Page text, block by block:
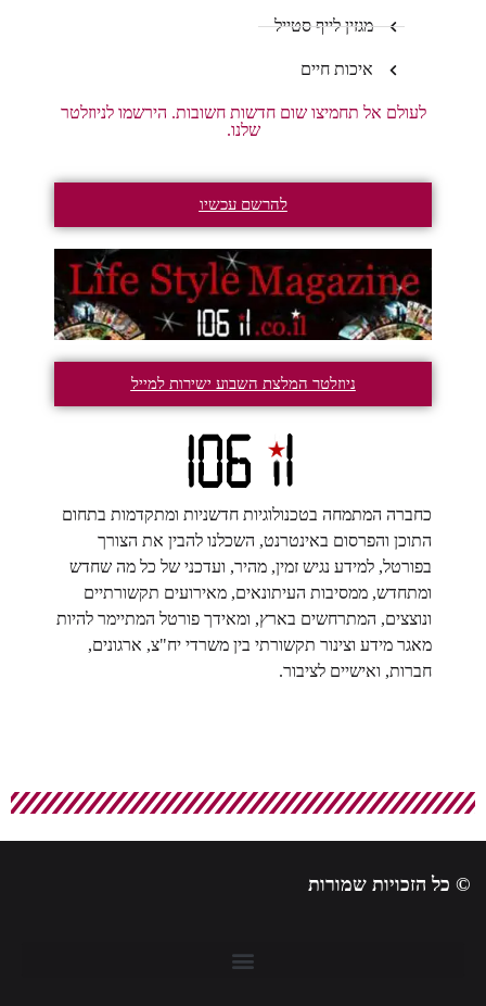
מגזין לייף סטייל
איכות חיים
לעולם אל תחמיצו שום חדשות חשובות. הירשמו לניוזלטר
שלנו.
להרשם עכשיו
ניוזלטר המלצת השבוע ישירות למייל
כחברה המתמחה בטכנולוגיות חדשניות ומתקדמות בתחום
התוכן והפרסום באינטרנט, השכלנו להבין את הצורך
בפורטל, למידע נגיש זמין, מהיר, ועדכני של כל מה שחדש
ומתחדש, ממסיבות העיתונאים, מאירועים תקשורתיים
ונוצצים, המתרחשים בארץ, ומאידך פורטל המתיימר להיות
מאגר מידע וצינור תקשורתי בין משרדי יח"צ, ארגונים,
חברות, ואישיים לציבור.
© כל הזכויות שמורות